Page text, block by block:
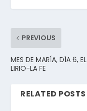
PREVIOUS
MES DE MARÍA, DÍA 6, EL
LIRIO-LA FE
RELATED POSTS